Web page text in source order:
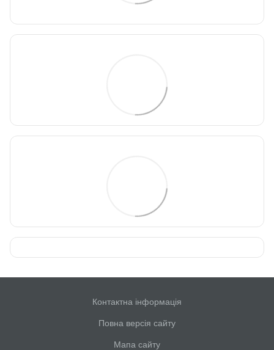
Контактна інформація
Повна версія сайту
Мапа сайту